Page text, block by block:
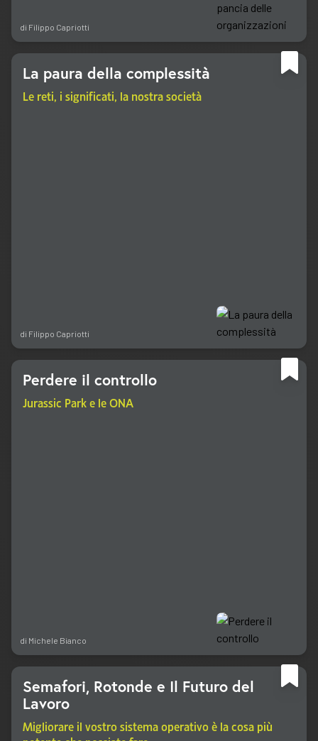
di Filippo Capriotti
La paura della complessità
Le reti, i significati, la nostra società
di Filippo Capriotti
Perdere il controllo
Jurassic Park e le ONA
di Michele Bianco
Semafori, Rotonde e Il Futuro del
Lavoro
Migliorare il vostro sistema operativo è la cosa più